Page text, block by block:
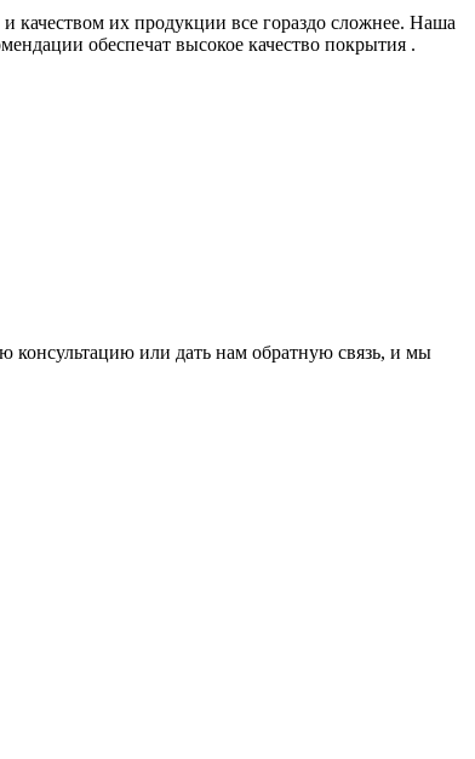
качеством их продукции все гораздо сложнее. Наша
обеспечат высокое качество покрытия .
консультацию или дать нам обратную связь, и мы